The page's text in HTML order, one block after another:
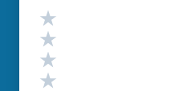
Valutazione